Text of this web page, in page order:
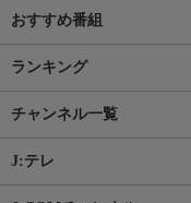
おすすめ番組
ランキング
チャンネル一覧
J:テレ